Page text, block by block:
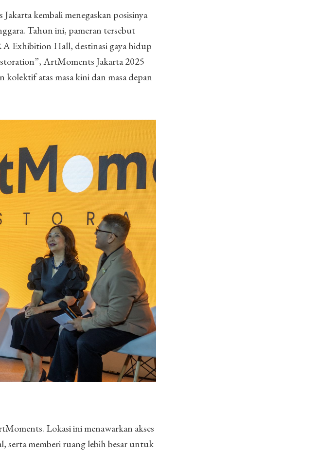
kembali menegaskan posisinya
Tahun ini, pameran tersebut
Exhibition Hall, destinasi gaya hidup
ArtMoments Jakarta 2025
atas masa kini dan masa depan
Lokasi ini menawarkan akses
serta memberi ruang lebih besar untuk